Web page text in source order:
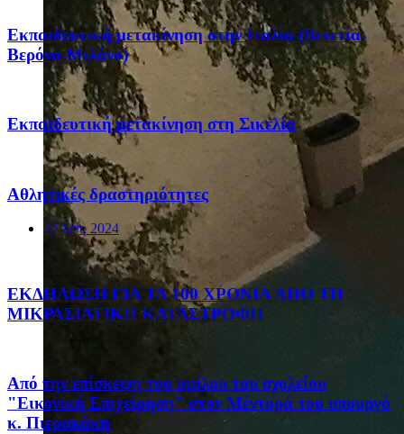
Eκπαιδευτική μετακίνηση στην Ιταλία (Βενετία-
Βερόνα-Μιλάνο)
Eκπαιδευτική μετακίνηση στη Σικελία
Αθλητικές δραστηριότητες
27 Σεπ, 2024
ΕΚΔΗΛΩΣΗ ΓΙΑ ΤΑ 100 ΧΡΟΝΙΑ ΑΠΟ ΤΗ
ΜΙΚΡΑΣΙΑΤΙΚΗ ΚΑΤΑΣΤΡΟΦΗ
Από την επίσκεψη του ομίλου του σχολείου
"Εικονική Επιχείρηση" στον Μέντορά του υπουργό
κ. Πιερακάκη